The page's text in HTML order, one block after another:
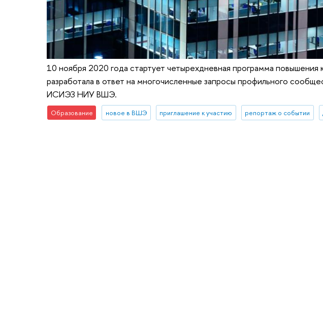
10 ноября 2020 года стартует четырехдневная программа
разработала в ответ на многочисленные запросы профильного
ИСИЭЗ НИУ ВШЭ.
Образование новое в ВШЭ приглашение к участию репортаж о событии